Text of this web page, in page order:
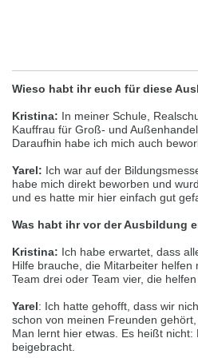
Wir haben erkannt, dass ihr Browser eine
angezeigte bevorzugt. Diese Webseite ist
Zur deutschen Version wechseln Auf
We have detected, that your browser
selected one. This website is also
switch to the Czech version?
Zdá se, že Váš prohlížeč je v jiném
Tato stránka je k dispozici i v češtině.
Váš prohlížeč se zdá být v jiném jazyce,
stránka je také k dispozici v němčině.
Wieso habt ihr euch für diese
Kristina: In meiner Schule,
Kauffrau für Groß- und
Daraufhin habe ich mich auch
Yarel: Ich war auf der
habe mich direkt beworben und
und es hatte mir hier einfach gut
Was habt ihr vor der Ausbildung
Kristina: Ich habe erwartet, dass
Hilfe brauche, die Mitarbeiter
Team drei oder Team vier, die
Yarel: Ich hatte gehofft, dass wir
schon von meinen Freunden
Man lernt hier etwas. Es heißt
beigebracht.